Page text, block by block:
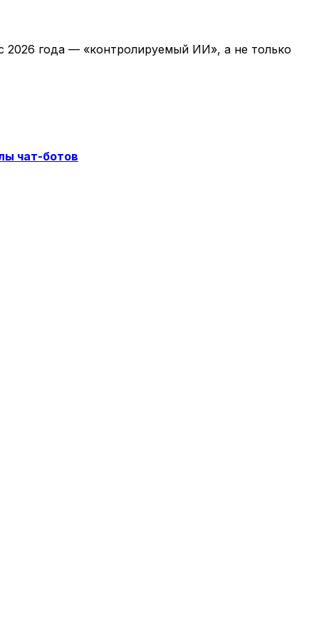
2026 года — «контролируемый ИИ», а не только
чат-ботов